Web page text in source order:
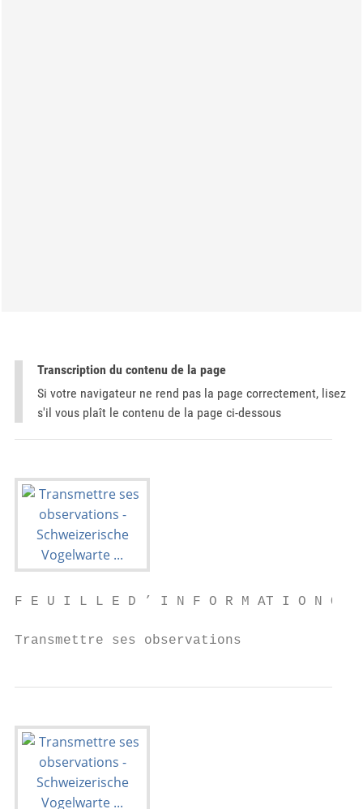
Transcription du contenu de la page
Si votre navigateur ne rend pas la page correctement, lisez
s'il vous plaît le contenu de la page ci-dessous
F E U I L L E D ’ I N F O R M AT I O N O R
Transmettre ses observations